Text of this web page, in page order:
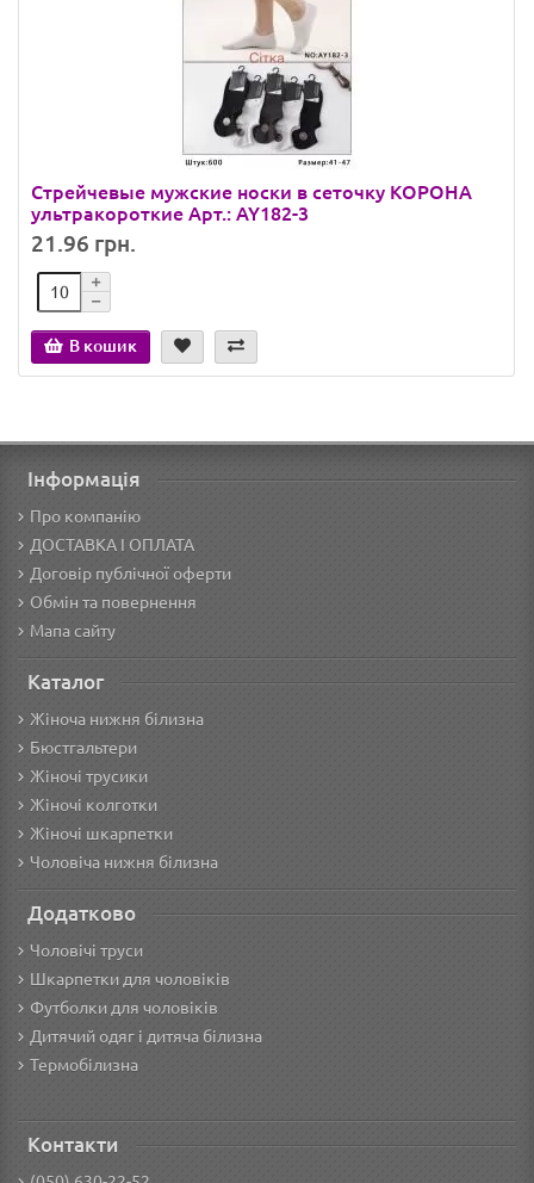
Стрейчевые мужские носки в сеточку КОРОНА
ультракороткие Арт.: AY182-3
21.96 грн.
В кошик
Інформація
Про компанію
ДОСТАВКА І ОПЛАТА
Договір публічної оферти
Обмін та повернення
Мапа сайту
Каталог
Жіноча нижня білизна
Бюстгальтери
Жіночі трусики
Жіночі колготки
Жіночі шкарпетки
Чоловіча нижня білизна
Додатково
Чоловічі труси
Шкарпетки для чоловіків
Футболки для чоловіків
Дитячий одяг і дитяча білизна
Термобілизна
Контакти